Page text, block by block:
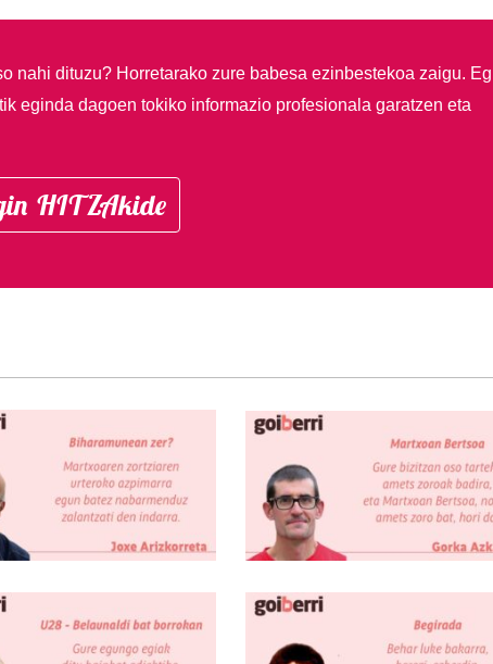
nahi dituzu? Horretarako zure babesa ezinbestekoa zaigu.
eginda dagoen tokiko informazio profesionala garatzen eta
HITZAkide